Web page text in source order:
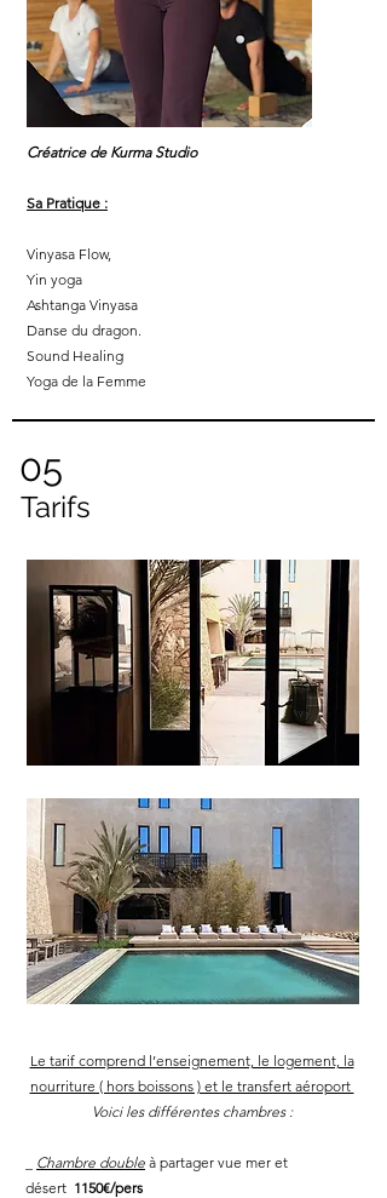
Créatrice de Kurma Studio
Sa Pratique :
Vinyasa Flow,
Yin yoga
Ashtanga Vinyasa
Danse du dragon.
Sound Healing
Yoga de la Femme
05
Tarifs
Le tarif comprend l’enseignement, le logement, la
nourriture ( hors boissons ) et le transfert aéroport
Voici les différentes chambres :
Chambre double à partager vue mer et
désert 1150€/pers